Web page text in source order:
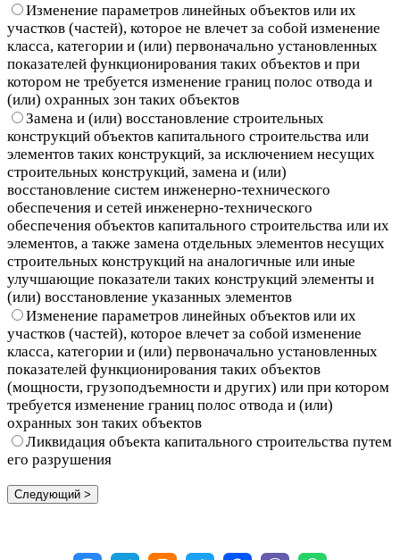
Изменение параметров линейных объектов или их
участков (частей), которое не влечет за собой изменение
класса, категории и (или) первоначально установленных
показателей функционирования таких объектов и при
котором не требуется изменение границ полос отвода и
(или) охранных зон таких объектов
Замена и (или) восстановление строительных
конструкций объектов капитального строительства или
элементов таких конструкций, за исключением несущих
строительных конструкций, замена и (или)
восстановление систем инженерно-технического
обеспечения и сетей инженерно-технического
обеспечения объектов капитального строительства или их
элементов, а также замена отдельных элементов несущих
строительных конструкций на аналогичные или иные
улучшающие показатели таких конструкций элементы и
(или) восстановление указанных элементов
Изменение параметров линейных объектов или их
участков (частей), которое влечет за собой изменение
класса, категории и (или) первоначально установленных
показателей функционирования таких объектов
(мощности, грузоподъемности и других) или при котором
требуется изменение границ полос отвода и (или)
охранных зон таких объектов
Ликвидация объекта капитального строительства путем
его разрушения